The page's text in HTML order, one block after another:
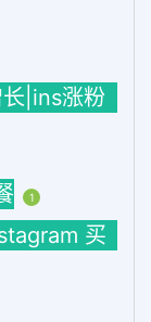
|ins涨粉
1
买